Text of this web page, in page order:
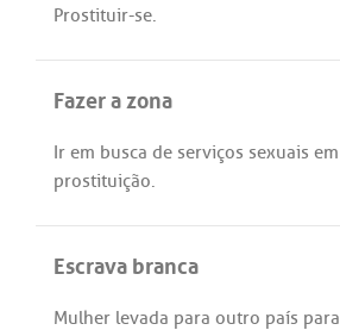
Prostituir-se.
Fazer a zona
Ir em busca de serviços sexuais em
prostituição.
Escrava branca
Mulher levada para outro país para